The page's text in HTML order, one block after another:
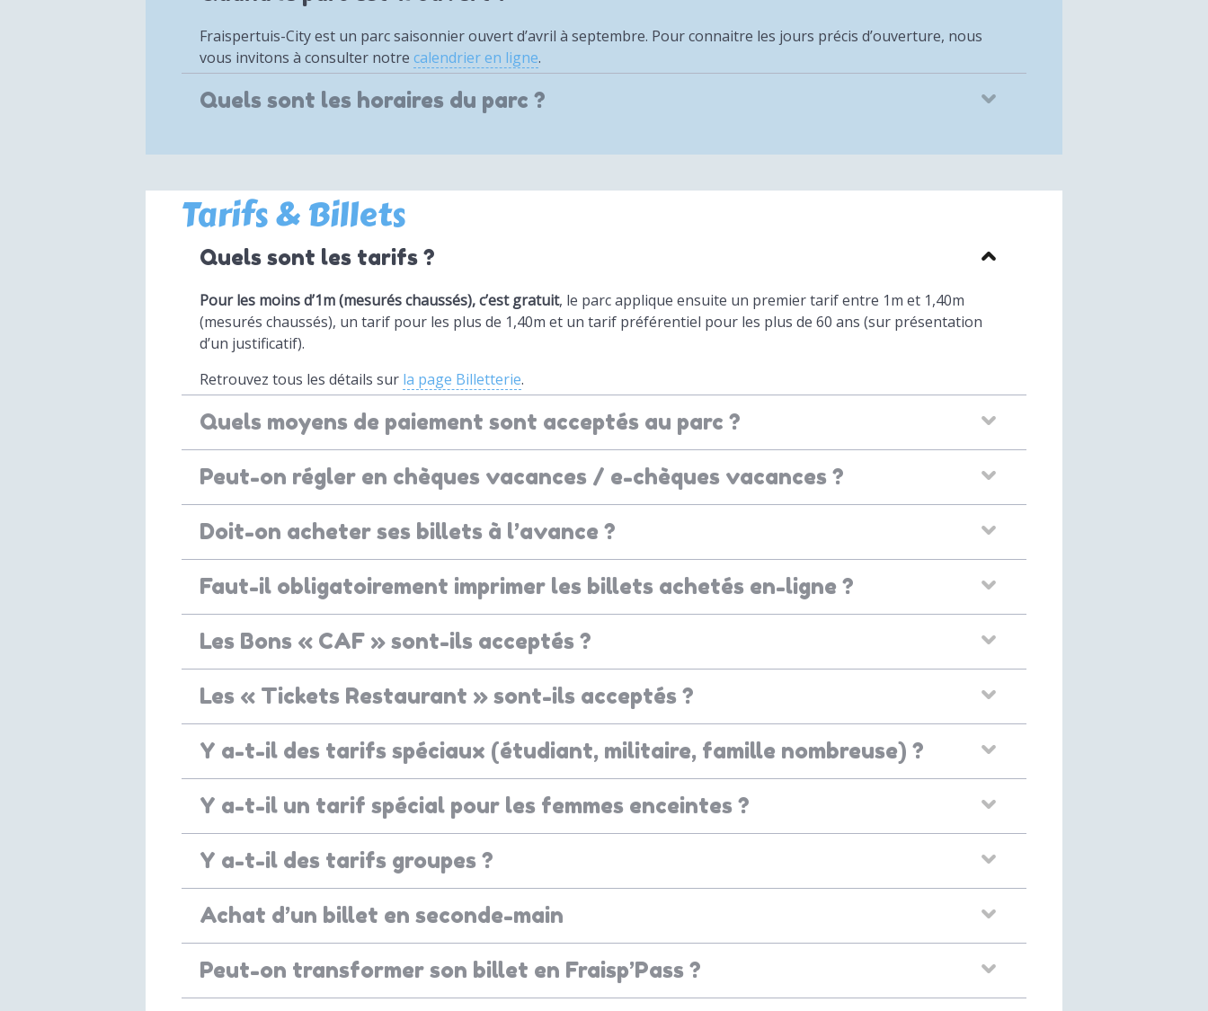
Fraispertuis-City est un parc saisonnier ouvert d’avril à septembre. Pour connaitre les jours précis d’ouverture, nous
vous invitons à consulter notre calendrier en ligne.
Quels sont les horaires du parc ?
Tarifs & Billets
Quels sont les tarifs ?
Pour les moins d’1m (mesurés chaussés), c’est gratuit, le parc applique ensuite un premier tarif entre 1m et 1,40m
(mesurés chaussés), un tarif pour les plus de 1,40m et un tarif préférentiel pour les plus de 60 ans (sur présentation
d’un justificatif).
Retrouvez tous les détails sur la page Billetterie.
Quels moyens de paiement sont acceptés au parc ?
Peut-on régler en chèques vacances / e-chèques vacances ?
Doit-on acheter ses billets à l’avance ?
Faut-il obligatoirement imprimer les billets achetés en-ligne ?
Les Bons « CAF » sont-ils acceptés ?
Les « Tickets Restaurant » sont-ils acceptés ?
Y a-t-il des tarifs spéciaux (étudiant, militaire, famille nombreuse) ?
Y a-t-il un tarif spécial pour les femmes enceintes ?
Y a-t-il des tarifs groupes ?
Achat d’un billet en seconde-main
Peut-on transformer son billet en Fraisp’Pass ?